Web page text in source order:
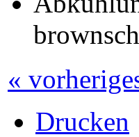
«
Drucken